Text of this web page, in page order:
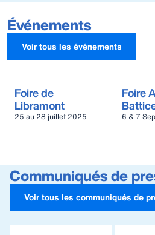
Événements
Voir tous les événements
Foire de
Libramont
25 au 28 juillet 2025
Foire
6 & 7
Communiqués de
Voir tous les communiqués de